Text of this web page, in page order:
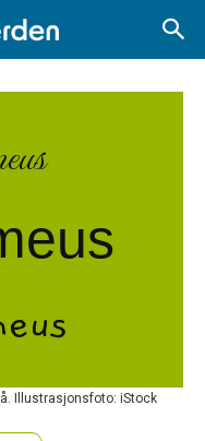
Illustrasjonsfoto: iStock